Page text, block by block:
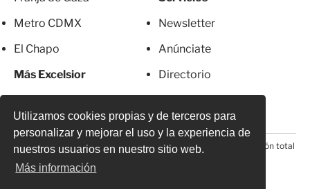
Utilizamos cookies propias y de terceros para
personalizar y mejorar el uso y la experiencia de
nuestros usuarios en nuestro sitio web.
Más información
Metro CDMX
El Chapo
Más Excelsior
Newsletter
Anúnciate
Directorio
© 2026 Todos los derechos reservados. Prohibida la reproducción total
o parcial, incluyendo cualquier medio electrónico*